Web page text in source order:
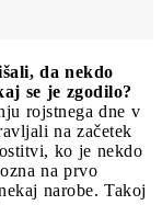
da nekdo
se je zgodilo?
rojstnega dne v
na začetek
ko je nekdo
na prvo
narobe. Takoj